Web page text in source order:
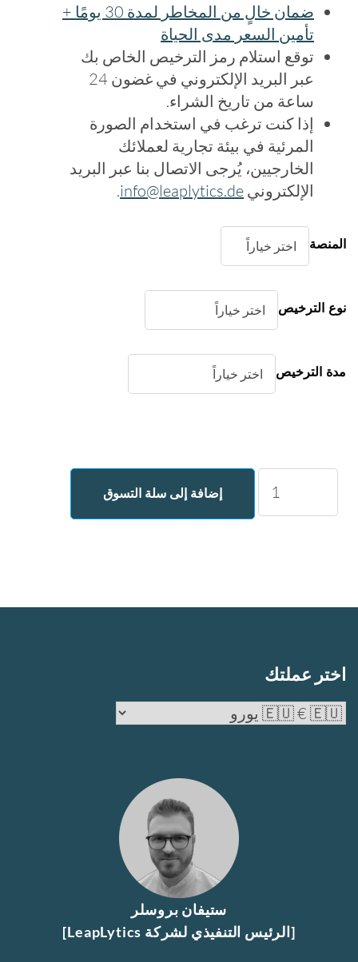
ضمان خالٍ من المخاطر لمدة 30 يومًا +
تأمين السعر مدى الحياة
توقع استلام رمز الترخيص الخاص بك
عبر البريد الإلكتروني في غضون 24
ساعة من تاريخ الشراء.
إذا كنت ترغب في استخدام الصورة
المرئية في بيئة تجارية لعملائك
الخارجيين، يُرجى الاتصال بنا عبر البريد
الإلكتروني info@leaplytics.de
.
المنصة
نوع الترخيص
مدة الترخيص
Markdown
Viewer
إضافة إلى سلة التسوق
اختر عملتك
ستيفان بروسلر
[الرئيس التنفيذي لشركة LeapLytics]